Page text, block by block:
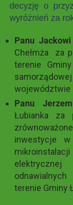
decyzję o
wyróżnień za
Panu
Chełmża za
terenie
województwie
Panu
Łubianka za
inwestycje
terenie Gminy